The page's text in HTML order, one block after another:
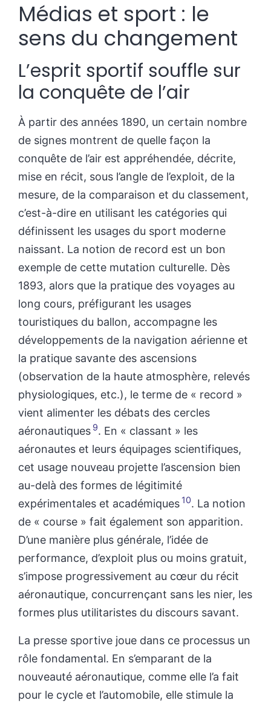
Médias et sport : le
sens du changement
L’esprit sportif souffle sur
la conquête de l’air
À partir des années 1890, un certain nombre
de signes montrent de quelle façon la
conquête de l’air est appréhendée, décrite,
mise en récit, sous l’angle de l’exploit, de la
mesure, de la comparaison et du classement,
c’est-à-dire en utilisant les catégories qui
définissent les usages du sport moderne
naissant. La notion de record est un bon
exemple de cette mutation culturelle. Dès
1893, alors que la pratique des voyages au
long cours, préfigurant les usages
touristiques du ballon, accompagne les
développements de la navigation aérienne et
la pratique savante des ascensions
(observation de la haute atmosphère, relevés
physiologiques, etc.), le terme de « record »
vient alimenter les débats des cercles
aéronautiques 9. En « classant » les
aéronautes et leurs équipages scientifiques,
cet usage nouveau projette l’ascension bien
au-delà des formes de légitimité
expérimentales et académiques 10. La notion
de « course » fait également son apparition.
D’une manière plus générale, l’idée de
performance, d’exploit plus ou moins gratuit,
s’impose progressivement au cœur du récit
aéronautique, concurrençant sans les nier, les
formes plus utilitaristes du discours savant.
La presse sportive joue dans ce processus un
rôle fondamental. En s’emparant de la
nouveauté aéronautique, comme elle l’a fait
pour le cycle et l’automobile, elle stimule la